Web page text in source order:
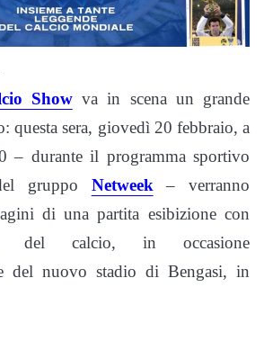
Showva in scena un grande
questa sera, giovedì 20 febbraio, a
– durante il programma sportivo
gruppo Netweek – verranno
di una partita esibizione con
del calcio, in occasione
del nuovo stadio di Bengasi, in